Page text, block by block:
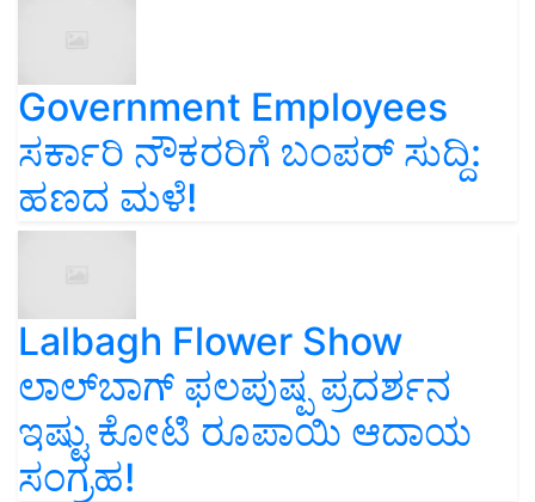
Government Employees
ಸರ್ಕಾರಿ ನೌಕರರಿಗೆ ಬಂಪರ್‌ ಸುದ್ದಿ:
ಹಣದ ಮಳೆ!
Lalbagh Flower Show
ಲಾಲ್‌ಬಾಗ್ ಫಲಪುಷ್ಪ ಪ್ರದರ್ಶನ
ಇಷ್ಟು ಕೋಟಿ ರೂಪಾಯಿ ಆದಾಯ
ಸಂಗ್ರಹ!